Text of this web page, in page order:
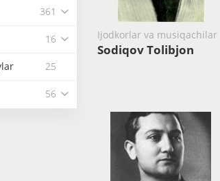
361
16
25
56
Ijodkorlar va musiqachilar
Sodiqov Tolibjon